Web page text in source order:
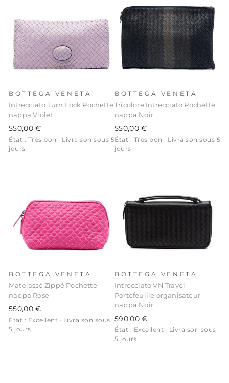
BOTTEGA VENETA
Intrecciato Turn Lock Pochette
nappa Violet
550,00 €
État : Très bon · Livraison sous 5
jours
BOTTEGA VENETA
Tricolore Intrecciato Pochette
nappa Noir
550,00 €
État : Très bon · Livraison sous 5
jours
BOTTEGA VENETA
Matelassé Zippé Pochette
nappa Rose
550,00 €
État : Excellent · Livraison sous
5 jours
BOTTEGA VENETA
Intrecciato VN Travel
Portefeuille organisateur
nappa Noir
590,00 €
État : Excellent · Livraison sous
5 jours